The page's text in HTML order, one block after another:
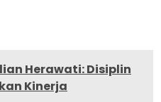
Herawati: Disiplin
Kinerja